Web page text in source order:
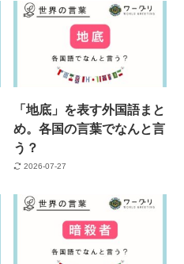
「地底」を表す外国語まと
め。各国の言葉でなんと言
う？
2026-07-27